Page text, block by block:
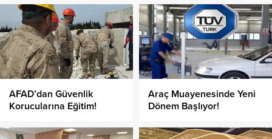
AFAD’dan Güvenlik
Korucularına Eğitim!
Araç Muayenesinde Yeni
Dönem Başlıyor!